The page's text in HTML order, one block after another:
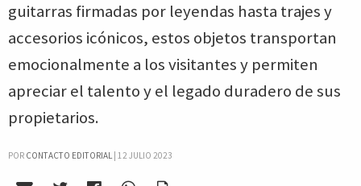
guitarras firmadas por leyendas hasta trajes y
accesorios icónicos, estos objetos transportan
emocionalmente a los visitantes y permiten
apreciar el talento y el legado duradero de sus
propietarios.
POR CONTACTO EDITORIAL| 12 JULIO 2023